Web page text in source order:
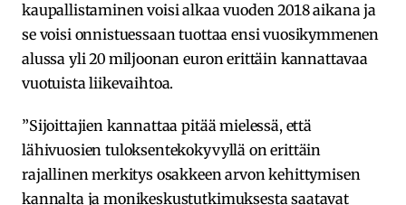
kaupallistaminen voisi alkaa vuoden 2018 aikana ja
se voisi onnistuessaan tuottaa ensi vuosikymmenen
alussa yli 20 miljoonan euron erittäin kannattavaa
vuotuista liikevaihtoa.
”Sijoittajien kannattaa pitää mielessä, että
lähivuosien tuloksentekokyvyllä on erittäin
rajallinen merkitys osakkeen arvon kehittymisen
kannalta ja monikeskustutkimuksesta saatavat